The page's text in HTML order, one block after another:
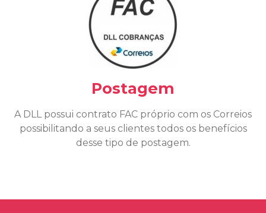
Postagem
A DLL possui contrato FAC próprio com os Correios
possibilitando a seus clientes todos os benefícios
desse tipo de postagem.